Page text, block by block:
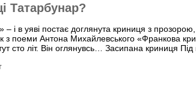
Татарбунар?
– і в уяві постає доглянута криниця з
з поеми Антона Михайлевського «Франкова
сто літ. Він оглянувсь… Засипана криниця Під